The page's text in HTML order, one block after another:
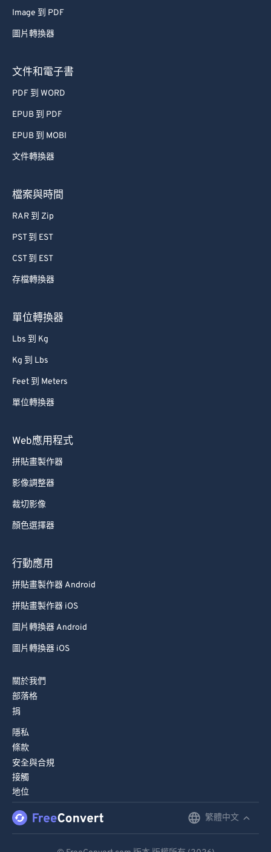
Image 到 PDF
圖片轉換器
文件和電子書
PDF 到 WORD
EPUB 到 PDF
EPUB 到 MOBI
文件轉換器
檔案與時間
RAR 到 Zip
PST 到 EST
CST 到 EST
存檔轉換器
單位轉換器
Lbs 到 Kg
Kg 到 Lbs
Feet 到 Meters
單位轉換器
Web應用程式
拼貼畫製作器
影像調整器
裁切影像
顏色選擇器
行動應用
拼貼畫製作器 Android
拼貼畫製作器 iOS
圖片轉換器 Android
圖片轉換器 iOS
關於我們
部落格
捐
隱私
條款
安全與合規
接觸
地位
繁體中文